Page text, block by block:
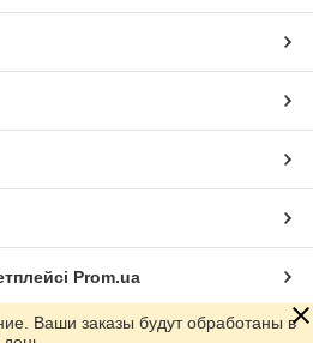
Prom.ua
Ваши заказы будут обработаны в